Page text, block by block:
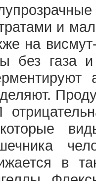
и
на
без газа
в